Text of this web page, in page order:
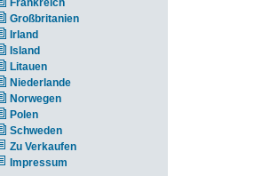
Frankreich
Großbritanien
Irland
Island
Litauen
Niederlande
Norwegen
Polen
Schweden
Zu Verkaufen
Impressum